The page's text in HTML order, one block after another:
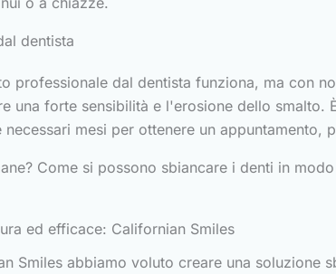
dentista
professionale dal dentista funziona, ma con
una forte sensibilità e l'erosione dello
necessari mesi per ottenere un
Come si possono sbiancare i denti in
ed efficace: Californian Smiles
Smiles abbiamo voluto creare una soluzione